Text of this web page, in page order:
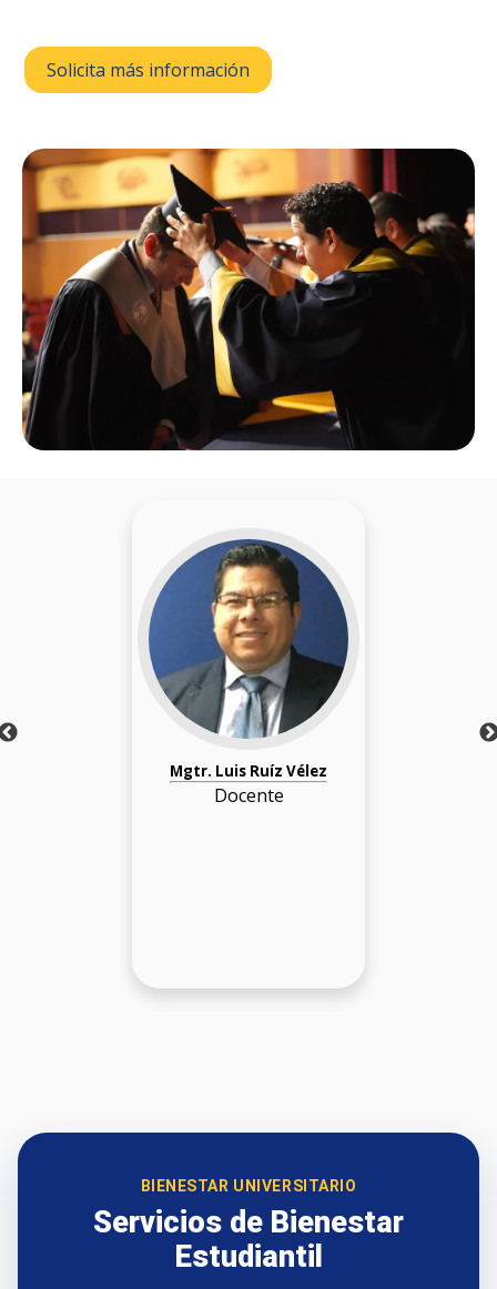
Solicita más información
Mgtr. Luis Ruíz Vélez
Docente
BIENESTAR UNIVERSITARIO
Servicios de Bienestar
Estudiantil